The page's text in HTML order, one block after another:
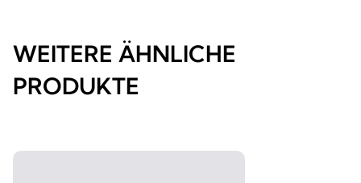
WEITERE ÄHNLICHE
PRODUKTE